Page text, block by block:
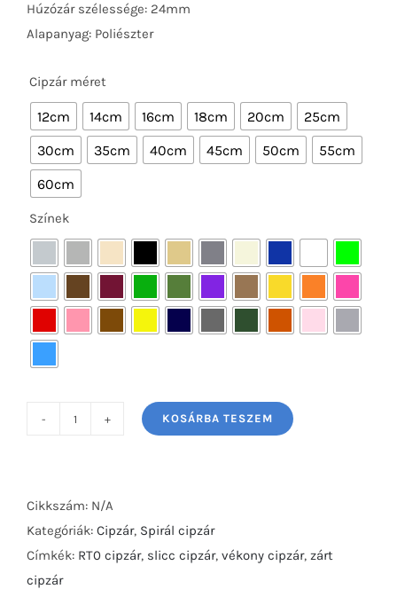
Húzózár szélessége: 24mm
Alapanyag: Poliészter
Cipzár méret
12cm 14cm 16cm 18cm 20cm
25cm
30cm
35cm 40cm 45cm 50cm
55cm
60cm
Színek
RT0
12-
60cm
KOSÁRBA TESZEM
Cikkszám: N/A
Kategóriák: Cipzár, Spirál cipzár
Címkék: RT0 cipzár, slicc cipzár, vékony cipzár, zárt
cipzár